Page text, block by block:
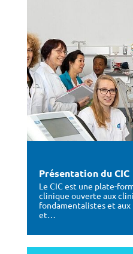
Présentation du CIC
Le CIC est une plate-
clinique ouverte aux
fondamentalistes et
et…